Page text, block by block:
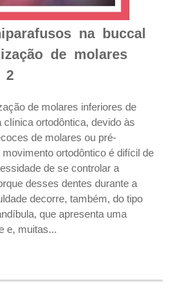
na buccal
de molares
2
de molares inferiores de
ortodôntica, devido às
de molares ou pré-
ortodôntico é difícil de
de se controlar a
desses dentes durante a
decorre, também, do tipo
que apresenta uma
e, muitas...